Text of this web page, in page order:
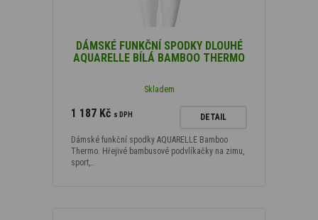
DÁMSKÉ FUNKČNÍ SPODKY DLOUHÉ
AQUARELLE BÍLÁ BAMBOO THERMO
Skladem
1 187 Kč s DPH DETAIL
Dámské funkční spodky AQUARELLE Bamboo
Thermo. Hřejivé bambusové podvlíkačky na zimu,
sport,…